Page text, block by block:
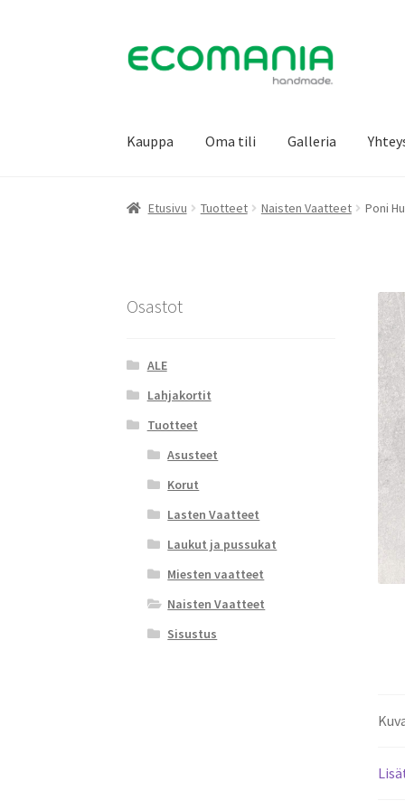
Siirry
navigointiin
Siirry
sisältöön
Kauppa Oma tili Galleria
Etusivu Tuotteet Naisten Vaatteet Poni
Osastot
ALE
Lahjakortit
Tuotteet
Asusteet
Korut
Lasten Vaatteet
Laukut ja pussukat
Miesten vaatteet
Naisten Vaatteet
Sisustus